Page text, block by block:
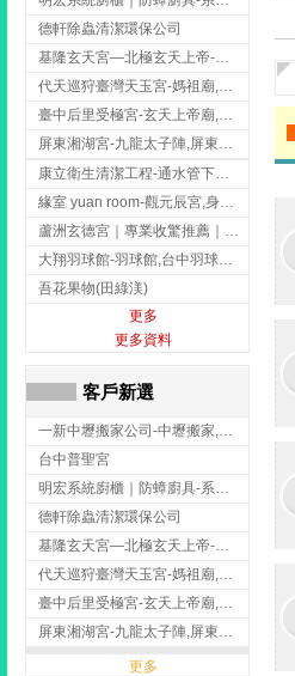
德軒除蟲清潔環保公司
基隆玄天宮—北極玄天上帝-玄天上帝廟,拜玄天上帝,基隆玄天上帝廟,安樂區玄天上帝廟,
代天巡狩臺灣天玉宮-媽祖廟,拜媽祖,雲林媽祖廟,雲林拜媽祖,
臺中后里受極宮-玄天上帝廟,拜玄天上帝,台中玄天上帝廟,后里玄天上帝廟,
屏東湘湖宮-九龍太子陣,屏東九龍太子陣
康立衛生清潔工程-通水管下水道 清排水溝 台北抽水肥 台北洗污水管 桃園洗污水管下水道
緣室 yuan room-觀元辰宮,身心靈課程,台中觀元辰宮,台中身心靈課程,西屯觀元辰宮
蘆洲玄德宮｜專業收驚推薦｜問事服務｜點燈祭改｜補財補運-玄天上帝廟,問事,台北玄天上帝廟,蘆洲問事,
大翔羽球館-羽球館,台中羽球館,台中羽球場地出租,台中專業羽球館
吾花果物(田綠渼)
更多
更多資料
客戶新選
一新中壢搬家公司-中壢搬家,中壢搬家公司推薦,桃園搬家推薦,桃園搬家公司
台中普聖宮
明宏系統廚櫃｜防蟑廚具-系統廚櫃安裝,台中系統廚櫃安裝,彰化系統廚櫃安裝,台南系統廚櫃安裝,台中防蟑
德軒除蟲清潔環保公司
基隆玄天宮—北極玄天上帝-玄天上帝廟,拜玄天上帝,基隆玄天上帝廟,安樂區玄天上帝廟,
代天巡狩臺灣天玉宮-媽祖廟,拜媽祖,雲林媽祖廟,雲林拜媽祖,
臺中后里受極宮-玄天上帝廟,拜玄天上帝,台中玄天上帝廟,后里玄天上帝廟,
屏東湘湖宮-九龍太子陣,屏東九龍太子陣
更多